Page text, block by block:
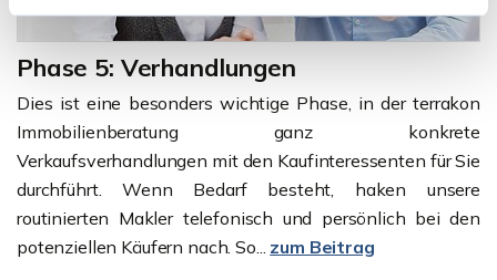
Phase 5: Verhandlungen
Dies ist eine besonders wichtige Phase, in der terrakon
Immobilienberatung ganz konkrete
Verkaufsverhandlungen mit den Kaufinteressenten für Sie
durchführt. Wenn Bedarf besteht, haken unsere
routinierten Makler telefonisch und persönlich bei den
potenziellen Käufern nach. So... zum Beitrag